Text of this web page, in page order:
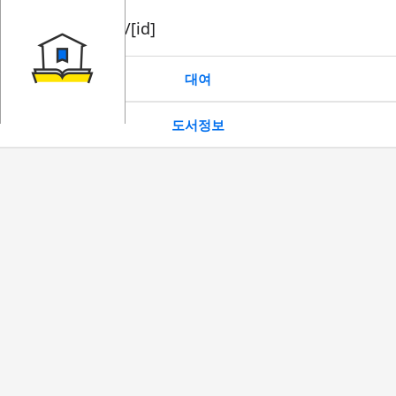
book/rent/[id]
대여
도서정보